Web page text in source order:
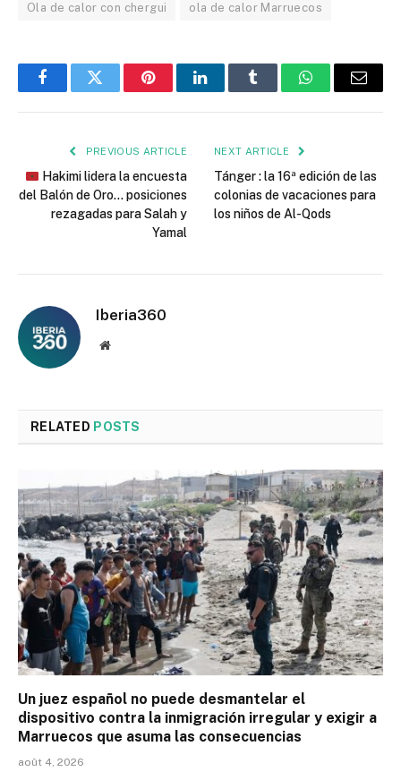
Ola de calor con chergui ola de calor Marruecos
FacebookTwitter PinterestLinkedInTumblr WhatsAppEmail
PREVIOUS ARTICLE
Hakimi lidera la encuesta
del Balón de Oro… posiciones
rezagadas para Salah y
Yamal
NEXT ARTICLE
Tánger : la 16ª edición de las
colonias de vacaciones para
los niños de Al-Qods
Iberia360
Website
RELATED POSTS
Un juez español no puede desmantelar el
dispositivo contra la inmigración irregular y exigir a
Marruecos que asuma las consecuencias
août 4, 2026